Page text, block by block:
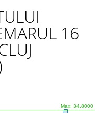
16
Max: 34,8000